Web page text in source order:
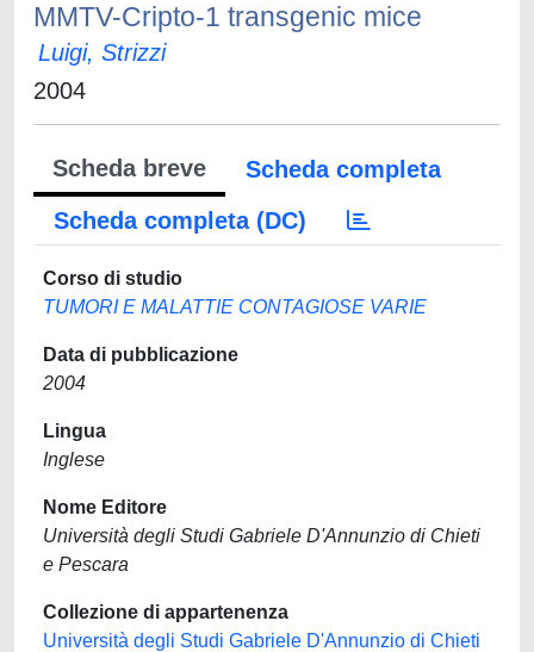
MMTV-Cripto-1 transgenic mice
Luigi, Strizzi
2004
Scheda breve
Scheda completa
Scheda completa (DC)
Corso di studio
TUMORI E MALATTIE CONTAGIOSE VARIE
Data di pubblicazione
2004
Lingua
Inglese
Nome Editore
Università degli Studi Gabriele D'Annunzio di Chieti
e Pescara
Collezione di appartenenza
Università degli Studi Gabriele D'Annunzio di Chieti